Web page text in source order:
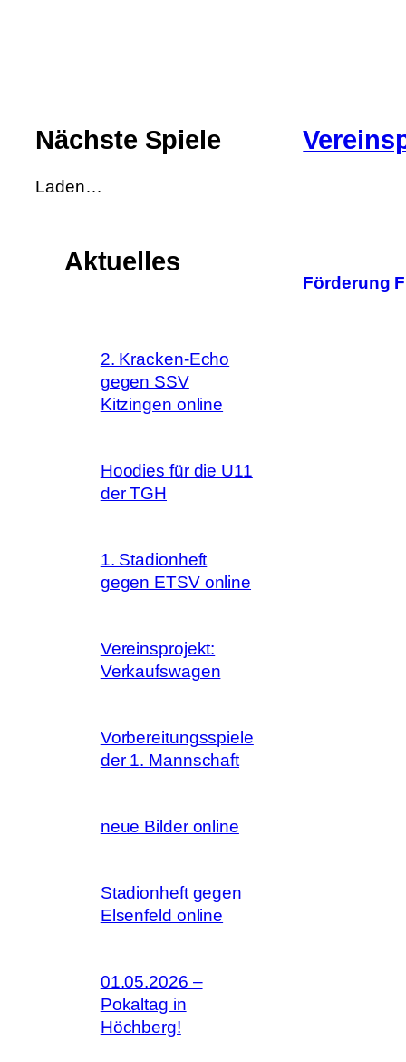
Nächste Spiele
Laden…
Aktuelles
2. Kracken-Echo
gegen SSV
Kitzingen online
Hoodies für die U11
der TGH
1. Stadionheft
gegen ETSV online
Vereinsprojekt:
Verkaufswagen
Vorbereitungsspiele
der 1. Mannschaft
neue Bilder online
Stadionheft gegen
Elsenfeld online
01.05.2026 –
Pokaltag in
Höchberg!
Förderung